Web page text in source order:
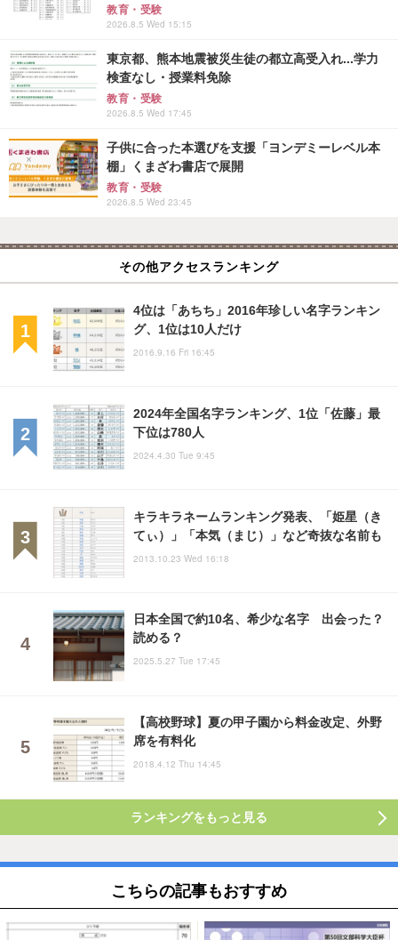
教育・受験
2026.8.5 Wed 15:15
東京都、熊本地震被災生徒の都立高受入れ...学力
検査なし・授業料免除
教育・受験
2026.8.5 Wed 17:45
子供に合った本選びを支援「ヨンデミーレベル本
棚」くまざわ書店で展開
教育・受験
2026.8.5 Wed 23:45
その他アクセスランキング
4位は「あちち」2016年珍しい名字ランキン
グ、1位は10人だけ
2016.9.16 Fri 16:45
2024年全国名字ランキング、1位「佐藤」最
下位は780人
2024.4.30 Tue 9:45
キラキラネームランキング発表、「姫星（き
てぃ）」「本気（まじ）」など奇抜な名前も
2013.10.23 Wed 16:18
日本全国で約10名、希少な名字 出会った？
読める？
2025.5.27 Tue 17:45
【高校野球】夏の甲子園から料金改定、外野
席を有料化
2018.4.12 Thu 14:45
ランキングをもっと見る
こちらの記事もおすすめ